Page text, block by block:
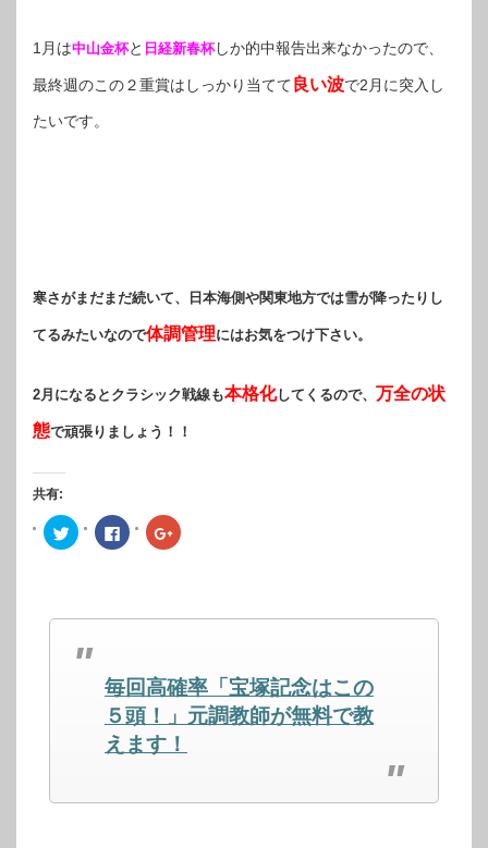
1月は中山金杯と 日経新春杯しか的中報告出来なかったので、
最終週のこの２重賞はしっかり当てて 良い波で2月に突入し
たいです。
寒さがまだまだ続いて、日本海側や関東地方では雪が降ったりし
てるみたいなので体調管理にはお気をつけ下さい。
2月になるとクラシック戦線も本格化してくるので、 万全の状
態で頑張りましょう！！
共有:
ク
リ
で
有
(新
ま
Facebook
で
は
し
て
く
だ
さ
い
ウ
ク
リ
で
い
ウ
ィ
ン
ド
ウ
ま
毎回高確率「宝塚記念はこの
５頭！」元調教師が無料で教
えます！